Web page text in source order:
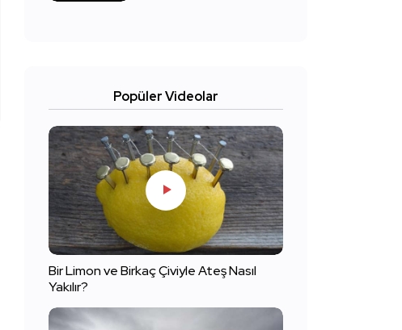
Popüler Videolar
Bir Limon ve Birkaç Çiviyle Ateş Nasıl
Yakılır?